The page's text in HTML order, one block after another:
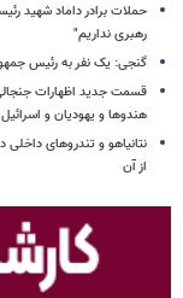
حملات برادر داماد شهید
رهبری نداریم"
گنجی: یک نفر به رئیس
قسمت جدید اظهارات
هندوها و یهودیان و
نتانیاهو و تندروهای
از آن